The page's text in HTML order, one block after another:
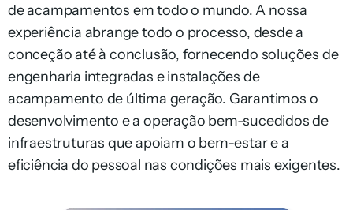
de acampamentos em todo o mundo. A nossa
experiência abrange todo o processo, desde a
conceção até à conclusão, fornecendo soluções de
engenharia integradas e instalações de
acampamento de última geração. Garantimos o
desenvolvimento e a operação bem-sucedidos de
infraestruturas que apoiam o bem-estar e a
eficiência do pessoal nas condições mais exigentes.